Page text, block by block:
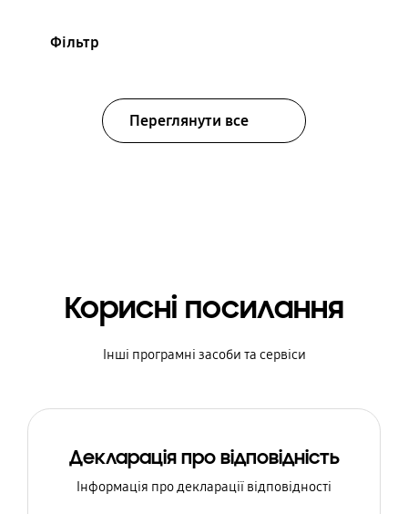
Фільтр
Переглянути все
Корисні посилання
Інші програмні засоби та сервіси
Декларація про відповідність
Інформація про декларації відповідності